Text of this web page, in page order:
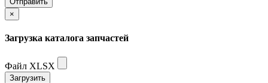
×
Загрузка каталога запчастей
Файл XLSX
Загрузить